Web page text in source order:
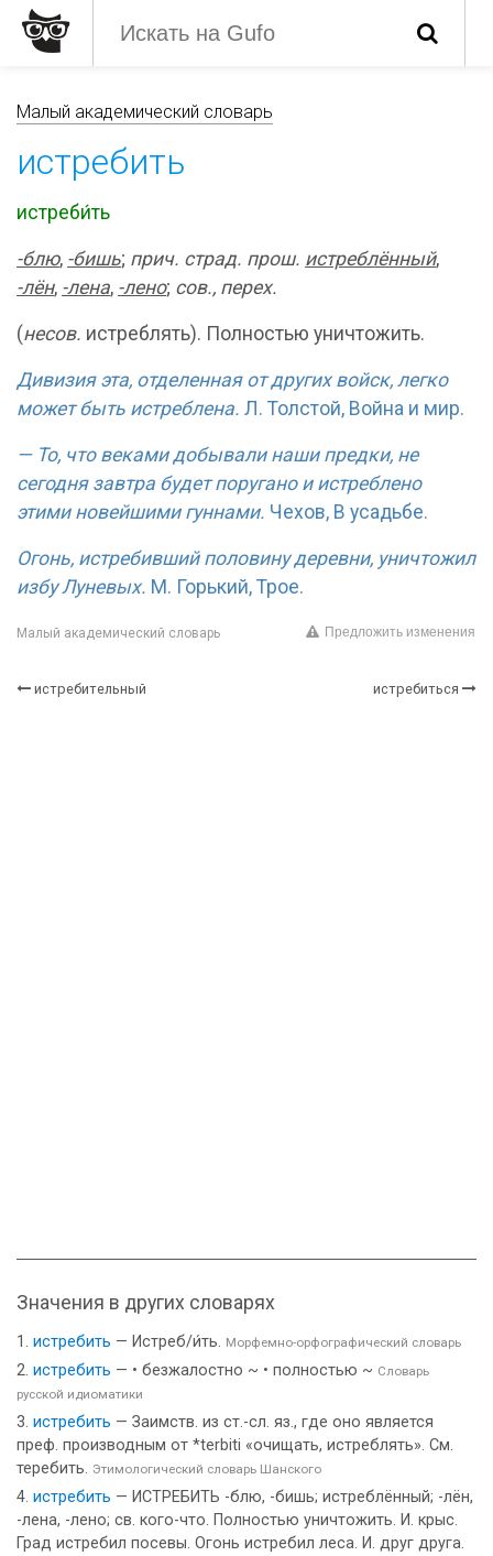
Малый академический словарь
истребить
истреби́ть
-блю, -бишь; прич. страд. прош. истреблённый,
-лён, -лена, -лено; сов., перех.
(несов. истреблять). Полностью уничтожить.
Дивизия эта, отделенная от других войск, легко
может быть истреблена. Л. Толстой, Война и мир.
— То, что веками добывали наши предки, не
сегодня завтра будет поругано и истреблено
этими новейшими гуннами. Чехов, В усадьбе.
Огонь, истребивший половину деревни, уничтожил
избу Луневых. М. Горький, Трое.
Малый академический словарь Предложить изменения
истребительный истребиться
Значения в других словарях
истребить — Истреб/и́ть. Морфемно-орфографический словарь
истребить — • безжалостно ~ • полностью ~ Словарь
русской идиоматики
истребить — Заимств. из ст.-сл. яз., где оно является
преф. производным от *terbiti «очищать, истреблять». См.
теребить. Этимологический словарь Шанского
истребить — ИСТРЕБИТЬ -блю, -бишь; истреблённый; -лён,
-лена, -лено; св. кого-что. Полностью уничтожить. И. крыс.
Град истребил посевы. Огонь истребил леса. И. друг друга.